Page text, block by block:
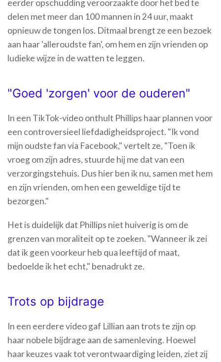
eerder opschudding veroorzaakte door het bed te
delen met meer dan 100 mannen in 24 uur, maakt
opnieuw de tongen los. Ditmaal brengt ze een bezoek
aan haar 'alleroudste fan', om hem en zijn vrienden op
ludieke wijze in de watten te leggen.
"Goed 'zorgen' voor de ouderen"
In een TikTok-video onthult Phillips haar plannen voor
een controversieel liefdadigheidsproject. "Ik vond
mijn oudste fan via Facebook," vertelt ze, "Toen ik
vroeg om zijn adres, stuurde hij me dat van een
verzorgingstehuis. Dus hier ben ik nu, samen met hem
en zijn vrienden, om hen een geweldige tijd te
bezorgen."
Het is duidelijk dat Phillips niet huiverig is om de
grenzen van moraliteit op te zoeken. "Wanneer ik zei
dat ik geen voorkeur heb qua leeftijd of maat,
bedoelde ik het echt," benadrukt ze.
Trots op bijdrage
In een eerdere video gaf Lillian aan trots te zijn op
haar nobele bijdrage aan de samenleving. Hoewel
haar keuzes vaak tot verontwaardiging leiden, ziet zij